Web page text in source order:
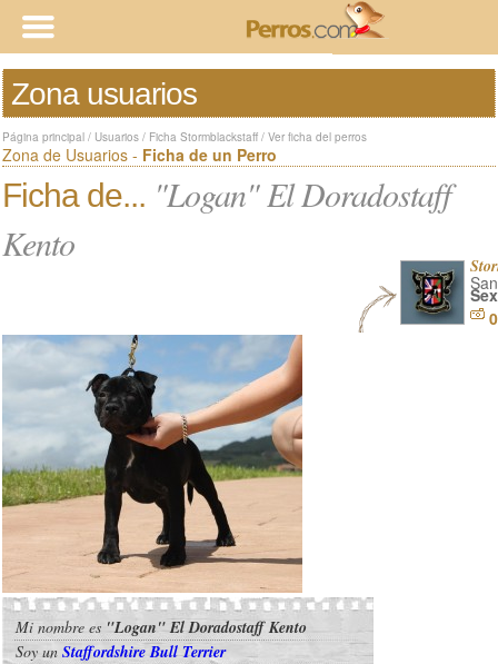
Zona usuarios
Página principal / Usuarios / Ficha Stormblackstaff / Ver ficha del perros
Zona de Usuarios - Ficha de un Perro
Ficha de... "Logan" El Doradostaff
Kento
Mi nombre es "Logan" El Doradostaff Kento
Soy un Staffordshire Bull Terrier